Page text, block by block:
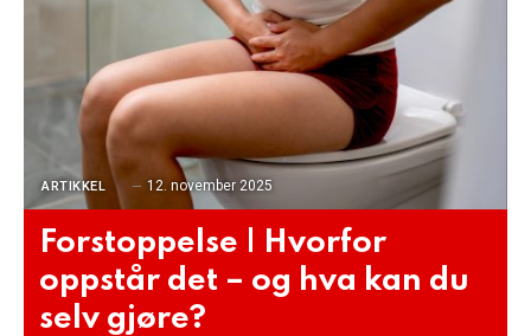
ARTIKKEL 12. november 2025
Forstoppelse | Hvorfor
oppstår det – og hva kan du
selv gjøre?